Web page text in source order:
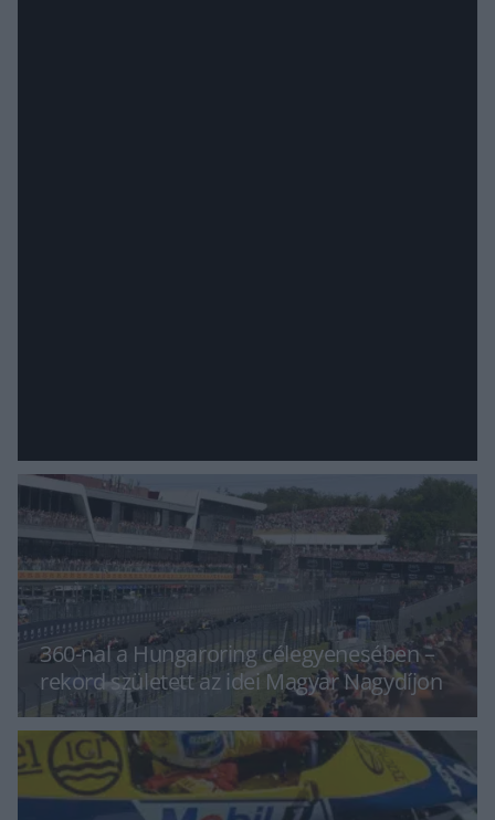
360-nal a Hungaroring célegyenesében –
rekord született az idei Magyar Nagydíjon